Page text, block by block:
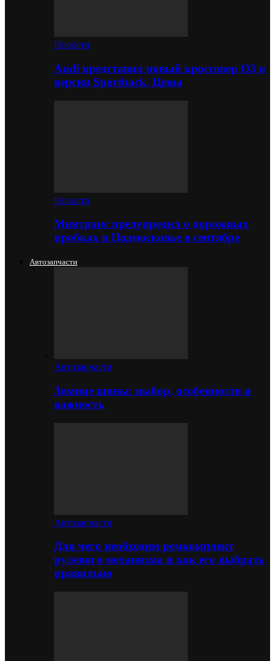
Новости
Audi представил новый кроссовер Q3 в
версии Sportback. Цены
Новости
Минтранс предупредил о дорожных
пробках в Подмосковье в сентябре
Автозапчасти
Автозапчасти
Зимние шины: выбор, особенности и
важность
Автозапчасти
Для чего необходим ремкомплект
рулевого механизма и как его выбрать
правильно